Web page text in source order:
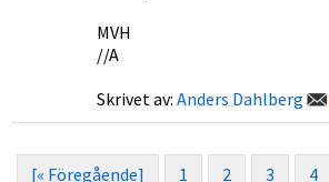
MVH
//A
Skrivet av: Anders Dahlberg
[« Föregående] 1 2 3 4